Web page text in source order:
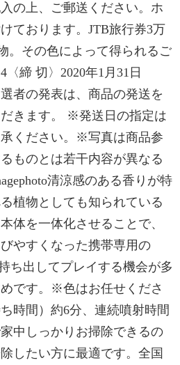
の上、ご郵送ください。ホ
ております。JTB旅行券3万
。その色によって得られるご
締 切〉2020年1月31日
者の発表は、商品の発送を
きます。 ※発送日の指定は
ください。※写真は商品参
ものとは若干内容が異なる
清涼感のある香りが特
植物としても知られている
体を一体化させることで、
やすくなった携帯専用の
ち出してプレイする機会が多
です。※色はお任せくださ
時間）約6分、連続噴射時間
中しっかりお掃除できるの
したい方に最適です。全国